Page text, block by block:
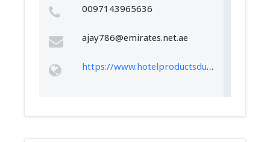
0097143965636
ajay786@emirates.net.ae
https://www.hotelproductsdubai.com/